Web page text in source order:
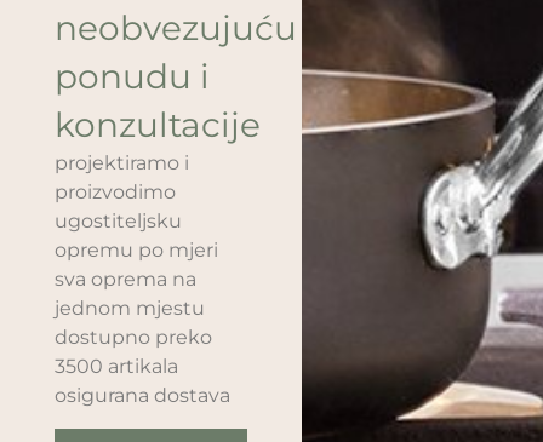
neobvezujuću
ponudu i
konzultacije
projektiramo i
proizvodimo
ugostiteljsku
opremu po mjeri
sva oprema na
jednom mjestu
dostupno preko
3500 artikala
osigurana dostava